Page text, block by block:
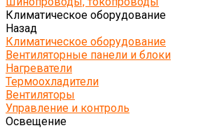
Климатическое оборудование
Назад
Климатическое оборудование
Вентиляторные панели и блоки
Нагреватели
Термоохладители
Вентиляторы
Управление и контроль
Освещение